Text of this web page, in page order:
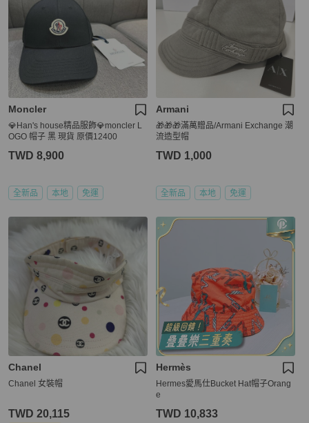
Moncler
💎Han's house精品服飾💎moncler L
OGO 帽子 黑 現貨 原價12400
TWD 8,900
全新品 本地 免運
Armani
🎁🎁🎁滿萬贈品/Armani Exchange 潮
流造型帽
TWD 1,000
全新品 本地 免運
Chanel
Chanel 女裝帽
TWD 20,115
Hermès
Hermes愛馬仕Bucket Hat帽子Orang
e
TWD 10,833